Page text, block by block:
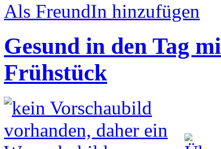
Als FreundIn hinzufügen
Gesund in den Tag
Frühstück